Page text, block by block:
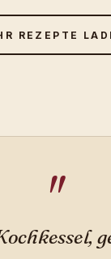
REZEPTE